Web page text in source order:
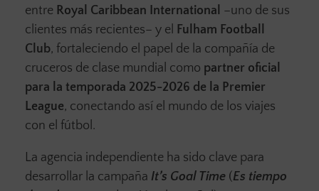
entre Royal Caribbean International –uno de sus
clientes más recientes– y el Fulham Football
Club, fortaleciendo el papel de la compañía de
cruceros de clase mundial como partner oficial
para la temporada 2025-2026 de la Premier
League, conectando así el mundo de los viajes
con el fútbol.
La agencia independiente ha sido clave para
desarrollar la campaña It’s Goal Time (Es tiempo